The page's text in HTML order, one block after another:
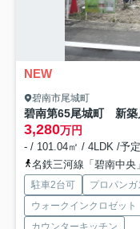
NEW
碧南市尾城町
碧南第65尾城町 新築
3,280万円
- / 101.04㎡ / 4LDK /予定
名鉄三河線「碧南中央
駐車2台可 プロパンガ
ウォークインクロゼット
カウンターキッチン